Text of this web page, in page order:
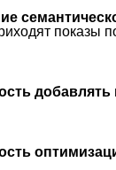
показы
добавлять